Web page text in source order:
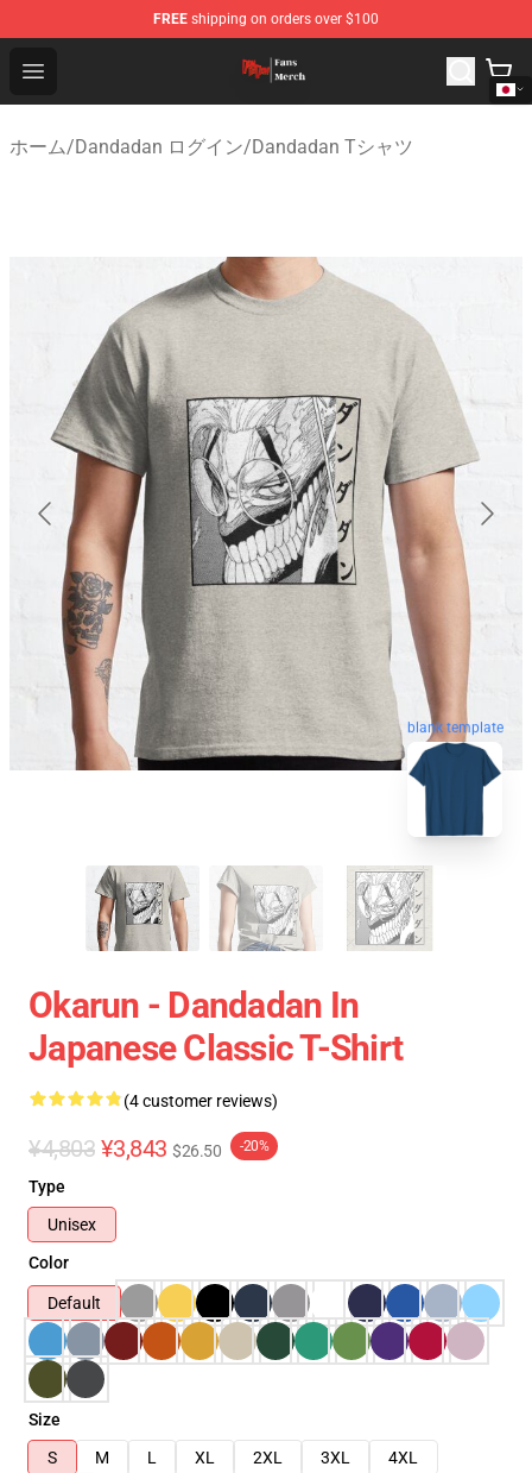
FREE shipping on orders over $100
Open menu
Dandadan Shop - Official Dandadan Merchandise Store
ホーム/Dandadan ログイン/Dandadan Tシャツ
blank template
Okarun - Dandadan In
Japanese Classic T-Shirt
(4 customer reviews)
¥4,803 ¥3,843 $26.50 -20%
Type
Unisex
Color
Default
Size
S
M L XL 2XL 3XL
4XL